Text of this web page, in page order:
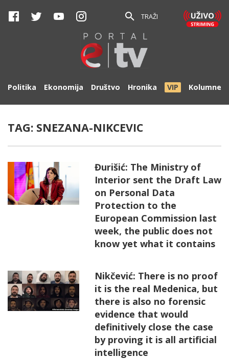
TRAŽI
Politika Ekonomija Društvo Hronika VIP Kolumne
TAG: SNEZANA-NIKCEVIC
Đurišić: The Ministry of
Interior sent the Draft Law
on Personal Data
Protection to the
European Commission last
week, the public does not
know yet what it contains
Nikčević: There is no proof
it is the real Medenica, but
there is also no forensic
evidence that would
definitively close the case
by proving it is all artificial
intelligence